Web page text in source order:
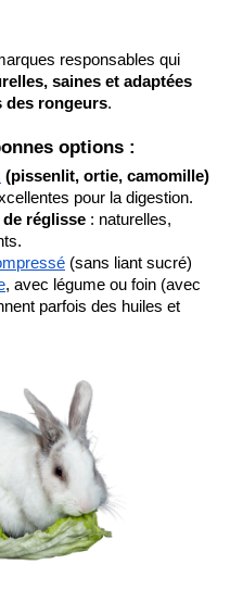
responsables qui
saines et adaptées
des rongeurs.
options :
(pissenlit, ortie, camomille)
pour la digestion.
réglisse : naturelles,
(sans liant sucré)
, avec légume ou foin (avec
parfois des huiles et